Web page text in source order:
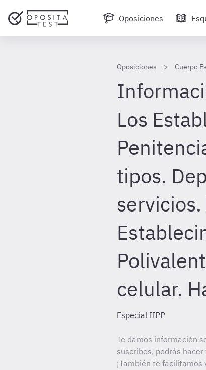
Oposiciones
Oposiciones Cuerpo
Los
tipos.
servicios.
celular.
Especial IIPP
Te damos información
suscribes, podrás
¡También te